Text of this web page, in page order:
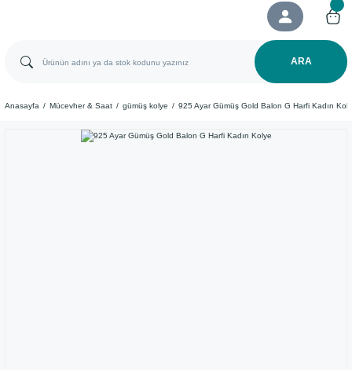
ARA
Anasayfa Mücevher & Saat gümüş kolye 925 Ayar Gümüş Gold Balon G Harfi Kadın